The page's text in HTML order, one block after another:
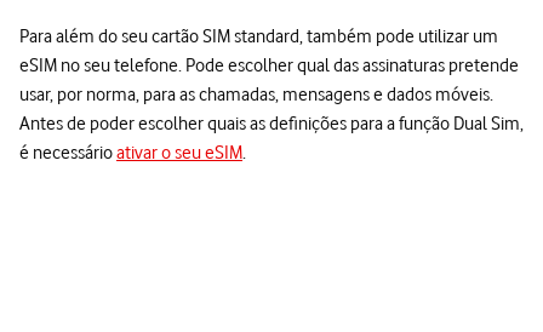
Para além do seu cartão SIM standard, também pode utilizar um
eSIM no seu telefone. Pode escolher qual das assinaturas pretende
usar, por norma, para as chamadas, mensagens e dados móveis.
Antes de poder escolher quais as definições para a função Dual Sim,
é necessárioativar o seu eSIM.